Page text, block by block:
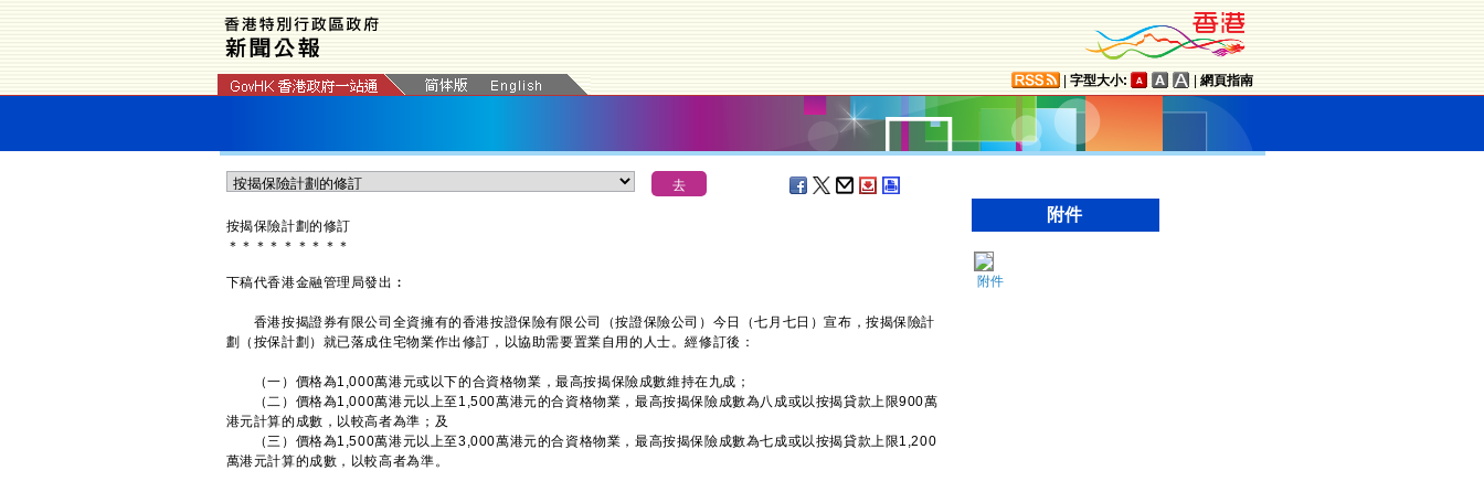
字型大小: 網頁指南
按揭保險計劃的修訂
＊ ＊ ＊ ＊ ＊ ＊ ＊ ＊ ＊
下稿代香港金融管理局發出︰
香港按揭證券有限公司全資擁有的香港按證保險有限公司（按證保險公司）今日（七月七日）宣布，按揭保險計
劃（按保計劃）就已落成住宅物業作出修訂，以協助需要置業自用的人士。經修訂後：
（一）價格為1,000萬港元或以下的合資格物業，最高按揭保險成數維持在九成；
（二）價格為1,000萬港元以上至1,500萬港元的合資格物業，最高按揭保險成數為八成或以按揭貸款上限900萬
港元計算的成數，以較高者為準；及
（三）價格為1,500萬港元以上至3,000萬港元的合資格物業，最高按揭保險成數為七成或以按揭貸款上限1,200
萬港元計算的成數，以較高者為準。
附件
附件